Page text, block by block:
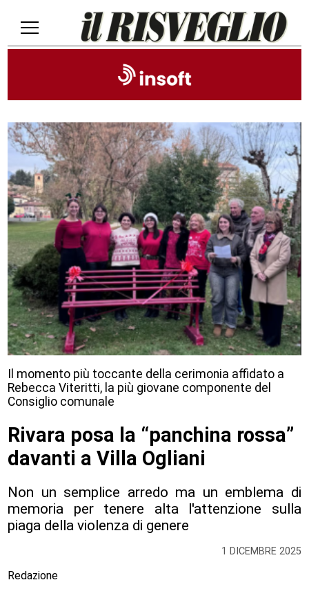
1 DICEMBRE 2025
Il momento più toccante della cerimonia affidato a
Rebecca Viteritti, la più giovane componente del
Consiglio comunale
Rivara posa la “panchina rossa”
davanti a Villa Ogliani
Non un semplice arredo ma un emblema di
memoria per tenere alta l'attenzione sulla
piaga della violenza di genere
Redazione